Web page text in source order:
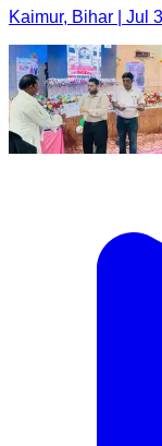
Kaimur, Bihar | Jul